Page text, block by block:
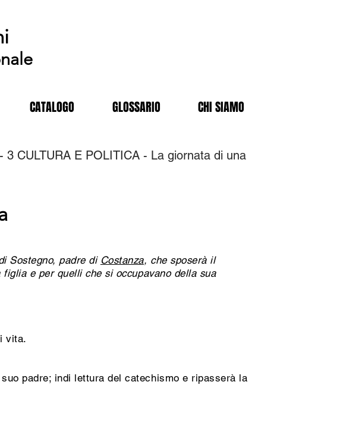
CATALOGO GLOSSARIO CHI SIAMO
- 3 CULTURA E POLITICA - La giornata di una
Sostegno, padre di Costanza, che sposerà il
e per quelli che si occupavano della sua
vita.
padre; indi lettura del catechismo e ripasserà la